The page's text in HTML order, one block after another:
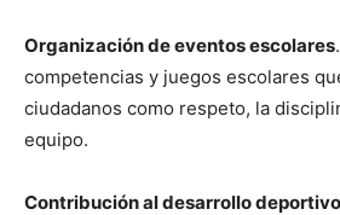
Organización de eventos escolares
competencias y juegos escolares
ciudadanos como respeto, la
equipo.
Contribución al desarrollo